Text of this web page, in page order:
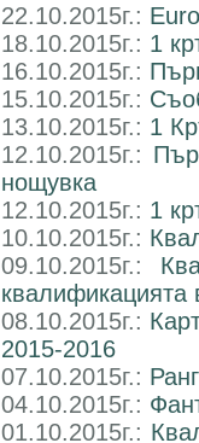
22.10.2015г.:
18.10.2015г.: 1
16.10.2015г.:
15.10.2015г.:
13.10.2015г.: 1
12.10.2015г.:
нощувка
12.10.2015г.: 1
10.10.2015г.:
09.10.2015г.:
квалификацията
08.10.2015г.:
2015-2016
07.10.2015г.:
04.10.2015г.:
01.10.2015г.: